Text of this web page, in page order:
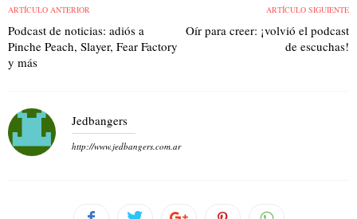
ARTÍCULO ANTERIOR
Podcast de noticias: adiós a
Pinche Peach, Slayer, Fear Factory
y más
ARTÍCULO SIGUIENTE
Oír para creer: ¡volvió el podcast
de escuchas!
Jedbangers
http://www.jedbangers.com.ar